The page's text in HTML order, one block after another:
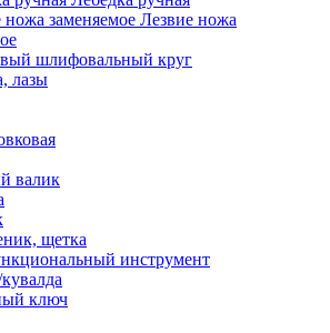
Лезвие ножа
шлифовальный круг
лазы
валик
щетка
инструмент
ключ